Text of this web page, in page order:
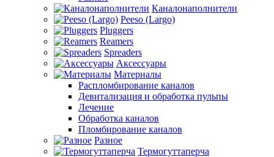
Каналонаполнители
Peeso (Largo)
Pluggers
Reamers
Spreaders
Аксессуары
Материалы
Распломбирование каналов
Девитализация и обработка пульпы
Лечение
Обработка каналов
Пломбирование каналов
Разное
Термогуттаперча